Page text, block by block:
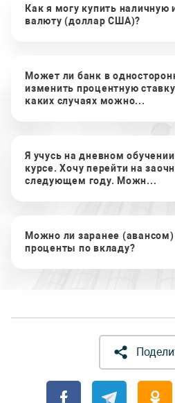
Как я могу купить наличную
валюту (доллар США)?
Может ли банк в
изменить процентную
каких случаях можно...
Я учусь на дневном
курсе. Хочу перейти на
следующем году. Можн...
Можно ли заранее (авансом)
проценты по вкладу?